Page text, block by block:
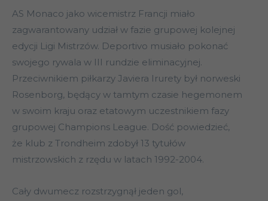
AS Monaco jako wicemistrz Francji miało
zagwarantowany udział w fazie grupowej kolejnej
edycji Ligi Mistrzów. Deportivo musiało pokonać
swojego rywala w III rundzie eliminacyjnej.
Przeciwnikiem piłkarzy Javiera Irurety był norweski
Rosenborg, będący w tamtym czasie hegemonem
w swoim kraju oraz etatowym uczestnikiem fazy
grupowej Champions League. Dość powiedzieć,
że klub z Trondheim zdobył 13 tytułów
mistrzowskich z rzędu w latach 1992-2004.
Cały dwumecz rozstrzygnął jeden gol,